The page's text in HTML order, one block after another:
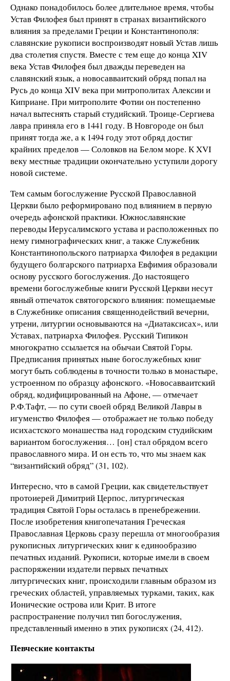
Однако понадобилось более длительное время, чтобы
Устав Филофея был принят в странах византийского
влияния за пределами Греции и Константинополя:
славянские рукописи воспроизводят новый Устав лишь
два столетия спустя. Вместе с тем еще до конца XIV
века Устав Филофея был дважды переведен на
славянский язык, а новосавваитский обряд попал на
Русь до конца XIV века при митрополитах Алексии и
Киприане. При митрополите Фотии он постепенно
начал вытеснять старый студийский. Троице-Сергиева
лавра приняла его в 1441 году. В Новгороде он был
принят тогда же, а к 1494 году этот обряд достиг
крайних пределов — Соловков на Белом море. К XVI
веку местные традиции окончательно уступили дорогу
новой системе.
Тем самым богослужение Русской Православной
Церкви было реформировано под влиянием в первую
очередь афонской практики. Южнославянские
переводы Иерусалимского устава и расположенных по
нему гимнографических книг, а также Служебник
Константинопольского патриарха Филофея в редакции
будущего болгарского патриарха Евфимия образовали
основу русского богослужения. До настоящего
времени богослужебные книги Русской Церкви несут
явный отпечаток святогорского влияния: помещаемые
в Служебнике описания священнодействий вечерни,
утрени, литургии основываются на «Диатаксисах», или
Уставах, патриарха Филофея. Русский Типикон
многократно ссылается на обычаи Святой Горы.
Предписания принятых ныне богослужебных книг
могут быть соблюдены в точности только в монастыре,
устроенном по образцу афонского. «Новосавваитский
обряд, кодифицированный на Афоне, — отмечает
Р.Ф.Тафт, — по сути своей обряд Великой Лавры в
игуменство Филофея — отображает не только победу
исихастского монашества над городским студийским
вариантом богослужения… [он] стал обрядом всего
православного мира. И он есть то, что мы знаем как
“византийский обряд” (31, 102).
Интересно, что в самой Греции, как свидетельствует
протоиерей Димитрий Церпос, литургическая
традиция Святой Горы осталась в пренебрежении.
После изобретения книгопечатания Греческая
Православная Церковь сразу перешла от многообразия
рукописных литургических книг к единообразию
печатных изданий. Рукописи, которые имели в своем
распоряжении издатели первых печатных
литургических книг, происходили главным образом из
греческих областей, управляемых турками, таких, как
Ионические острова или Крит. В итоге
распространение получил тип богослужения,
представленный именно в этих рукописях (24, 412).
Певческие контакты